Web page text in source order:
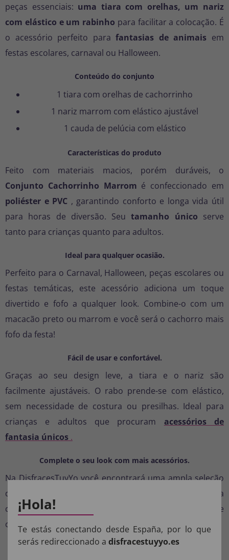
peças essenciais: uma tiara com orelhas, um nariz
com elástico e um rabinho para facilitar a colocação. É
o acessório perfeito parafantasias de animais em
festas escolares, carnaval ou Halloween.
Conteúdo do conjunto
1 tiara com orelhas de cachorrinho
1 nariz marrom com elástico ajustável
1 cauda de pelúcia com elástico
Características do produto
Feito com materiais macios, porém duráveis, o
Conjunto Cachorrinho Marrom é confeccionado em
poliéster e PVC , garantindo conforto e longa vida útil
para horas de diversão. Seutamanho único serve
tanto para crianças quanto para adultos.
Ideal para qualquer ocasião.
Perfeito para o Carnaval, Halloween, peças escolares ou
festas temáticas, este acessório adiciona um toque
divertido e fofo a qualquer look. Combine-o com um
macacão preto ou marrom e você será o cachorro mais
fofo da festa!
Fácil de usar e confortável.
Graças ao seu design leve, a tiara e o nariz são
facilmente ajustáveis. O rabo prende-se com elástico,
sem necessidade de costura ou presilhas. Ideal para
crianças e adultos que procuram acessórios de
fantasia únicos .
Complete o seu look com mais acessórios.
Na DisfracesTuyYo você encontrará uma ampla seleção
de fantasias de animais, perucas e maquiagem para
completar seu personagem. Deixe sua fantasia única e
cheia de diversão!
Especificações técnicas
¡Hola!
Te estás conectando desde España, por lo que
serás redireccionado a disfracestuyyo.es